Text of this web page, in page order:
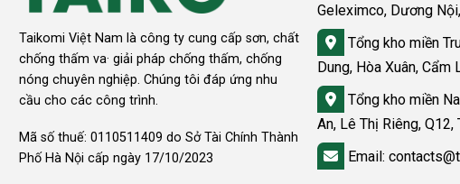
Taikomi Việt Nam là công ty cung cấp sơn, chất
chống thấm va· giải pháp chống thấm, chống
nóng chuyên nghiệp. Chúng tôi đáp ứng nhu
cầu cho các công trình.
Mã số thuế: 0110511409 do Sở Tài Chính Thành
Phố Hà Nội cấp ngày 17/10/2023
Geleximco, Dương
Tổng kho miền
Dung, Hòa Xuân, Cẩm
Tổng kho miền
An, Lê Thị Riêng, Q12,
Email: